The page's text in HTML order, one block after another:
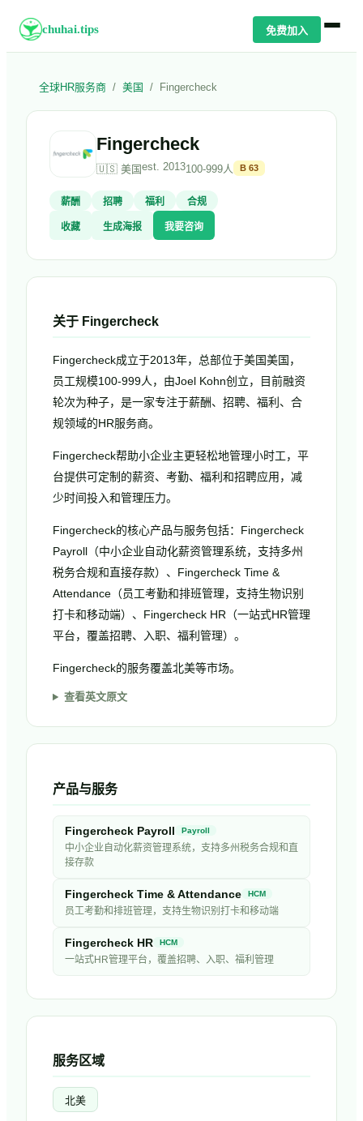
chuhai.tips 免费加入
全球HR服务商 / 美国 / Fingercheck
Fingercheck
🇺🇸 美国est. 2013100-999人 B 63
薪酬 招聘 福利 合规
收藏 生成海报 我要咨询
关于 Fingercheck
Fingercheck成立于2013年，总部位于美国美国，
员工规模100-999人，由Joel Kohn创立，目前融资
轮次为种子，是一家专注于薪酬、招聘、福利、合
规领域的HR服务商。
Fingercheck帮助小企业主更轻松地管理小时工，平
台提供可定制的薪资、考勤、福利和招聘应用，减
少时间投入和管理压力。
Fingercheck的核心产品与服务包括：Fingercheck
Payroll（中小企业自动化薪资管理系统，支持多州
税务合规和直接存款）、Fingercheck Time &
Attendance（员工考勤和排班管理，支持生物识别
打卡和移动端）、Fingercheck HR（一站式HR管理
平台，覆盖招聘、入职、福利管理）。
Fingercheck的服务覆盖北美等市场。
查看英文原文
产品与服务
Fingercheck Payroll Payroll
中小企业自动化薪资管理系统，支持多州税务合规和直
接存款
Fingercheck Time & Attendance HCM
员工考勤和排班管理，支持生物识别打卡和移动端
Fingercheck HR HCM
一站式HR管理平台，覆盖招聘、入职、福利管理
服务区域
北美